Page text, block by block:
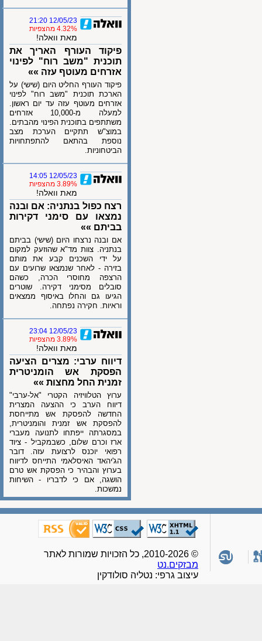
12/05/23 21:20
4.32% מהצפיות
מאת וואלה!
פיקוד העורף האריך את
תוכנית "משב רוח" לפינוי
אזרחים מעוטף עזה »»
פיקוד העורף החליט היום (שישי) על
הארכת תוכנית "משב רוח" לפינוי
אזרחים מעוטף עזה עד יום ראשון.
למעלה מ-10,000 אזרחים
משתתפים בתוכנית הפינוי מהבתים.
במוצ"ש תתקיים הערכת מצב
נוספת בהתאם להתפתחויות
הביטחוניות.
12/05/23 14:05
3.89% מהצפיות
מאת וואלה!
רצח כפול בנתניה: אם ובנה
נמצאו עם סימני דקירות
בביתם »»
אם ובנה נרצחו היום (שישי) בביתם
בנתניה. צוות מד"א שהוזעק למקום
על ידי השכנים קבע את מותם
בזירה - לאחר שנמצאו שרועים עם
הרצפה מחוסרי הכרה, כשהם
סובלים מסימני דקירה. שוטרים
הגיעו גם והחלו באיסוף ממצאים
וראיות. חקירה נפתחה.
12/05/23 23:04
3.89% מהצפיות
מאת וואלה!
דיווח ערבי: מצרים הציעה
הפסקת אש הומניטרית
זמנית החל מחצות »»
ערוץ הטלוויזיה הקטרי "אל-ערבי"
דיווח הערב כי ההצעה המצרית
החדשה להפסקת אש מתייחסת
להפסקת אש זמנית והומניטרית,
במסגרתה ייפתחו לתנועה מעברי
ארז וכרם שלום, כשבמקביל - ציוד
רפואי יוכנס לרצועת עזה. דובר
הג'יהאד האיסלאמי התייחס לדיווח
בערוץ והבהיר כי הפסקת אש טרם
הושגה, אם כי לדבריו - השיחות
נמשכות.
מבזקים.נט
עיצוב גרפי: נטליה סולודקין